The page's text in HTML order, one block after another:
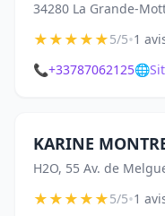
34280 La Grande-
★★★★★5/5•1
📞+33787062125🌐
KARINE
H2O, 55 Av. de
★★★★★5/5•1